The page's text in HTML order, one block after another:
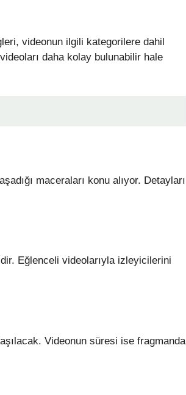
videonun ilgili kategorilere dahil
daha kolay bulunabilir hale
maceraları konu alıyor. Detayları
Eğlenceli videolarıyla izleyicilerini
Videonun süresi ise fragmanda